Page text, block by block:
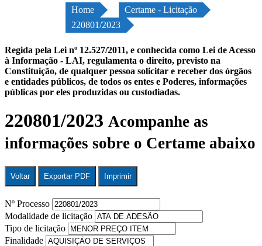
Home
Certame - Licitação
220801/2023
Regida pela Lei nº 12.527/2011, e conhecida como Lei de Acesso
à Informação - LAI, regulamenta o direito, previsto na
Constituição, de qualquer pessoa solicitar e receber dos órgãos
e entidades públicos, de todos os entes e Poderes, informações
públicas por eles produzidas ou custodiadas.
220801/2023 Acompanhe as
informações sobre o Certame abaixo
Voltar Exportar PDF Imprimir
Nº Processo
Modalidade de licitação
Tipo de licitação
Finalidade